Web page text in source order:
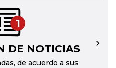
1
DE NOTICIAS
de acuerdo a sus
→